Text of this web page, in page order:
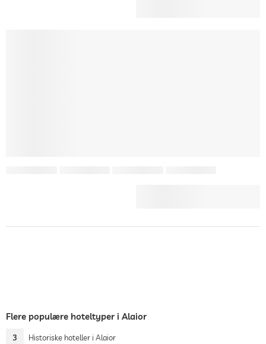
Flere populære hoteltyper i Alaior
3 Historiske hoteller i Alaior